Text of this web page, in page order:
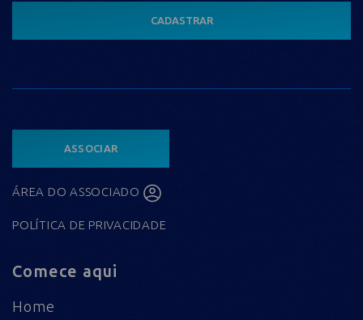
CADASTRAR
ASSOCIAR
ÁREA DO ASSOCIADO
POLÍTICA DE PRIVACIDADE
Comece aqui
Home